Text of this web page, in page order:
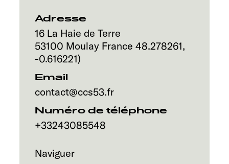
Adresse
16 La Haie de Terre
53100 Moulay France 48.278261,
-0.616221)
Email
contact@ccs53.fr
Numéro de téléphone
+33243085548
Naviguer